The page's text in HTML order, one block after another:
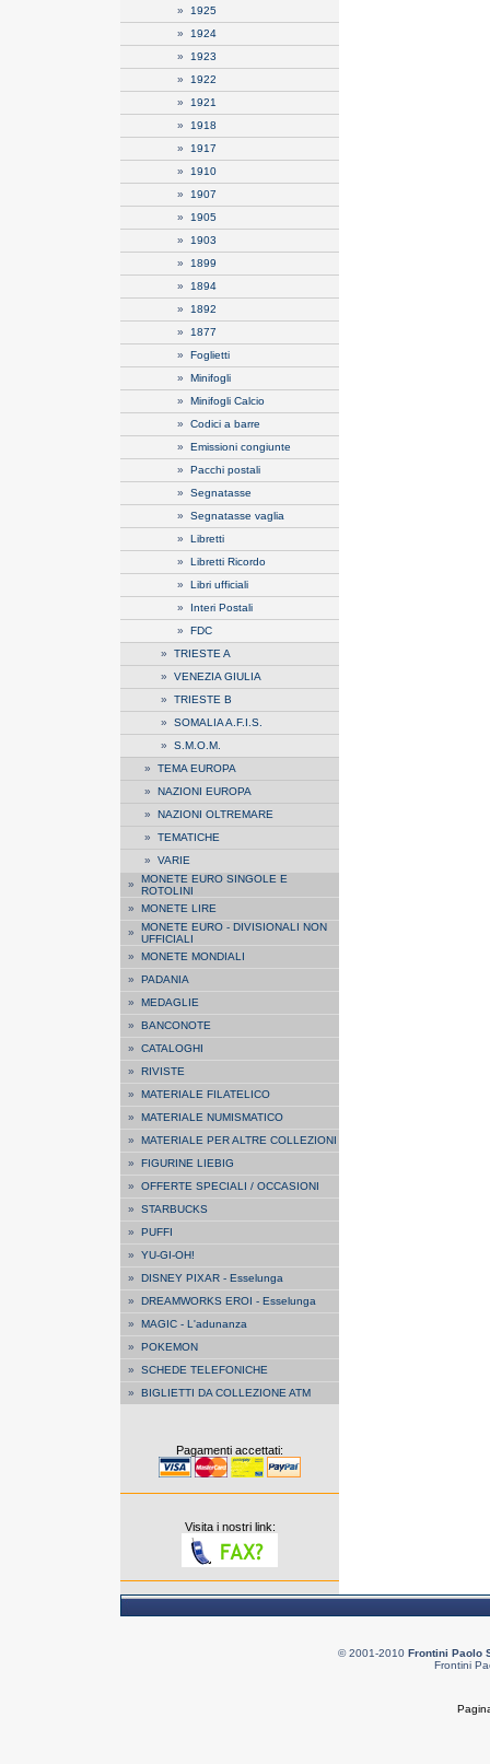
» 1925
» 1924
» 1923
» 1922
» 1921
» 1918
» 1917
» 1910
» 1907
» 1905
» 1903
» 1899
» 1894
» 1892
» 1877
» Foglietti
» Minifogli
» Minifogli Calcio
» Codici a barre
» Emissioni congiunte
» Pacchi postali
» Segnatasse
» Segnatasse vaglia
» Libretti
» Libretti Ricordo
» Libri ufficiali
» Interi Postali
» FDC
» TRIESTE A
» VENEZIA GIULIA
» TRIESTE B
» SOMALIA A.F.I.S.
» S.M.O.M.
» TEMA EUROPA
» NAZIONI EUROPA
» NAZIONI OLTREMARE
» TEMATICHE
» VARIE
» MONETE EURO SINGOLE E
ROTOLINI
» MONETE LIRE
» MONETE EURO - DIVISIONALI NON
UFFICIALI
» MONETE MONDIALI
» PADANIA
» MEDAGLIE
» BANCONOTE
» CATALOGHI
» RIVISTE
» MATERIALE FILATELICO
» MATERIALE NUMISMATICO
» MATERIALE PER ALTRE COLLEZIONI
» FIGURINE LIEBIG
» OFFERTE SPECIALI / OCCASIONI
» STARBUCKS
» PUFFI
» YU-GI-OH!
» DISNEY PIXAR - Esselunga
» DREAMWORKS EROI - Esselunga
» MAGIC - L'adunanza
» POKEMON
» SCHEDE TELEFONICHE
» BIGLIETTI DA COLLEZIONE ATM
Pagamenti accettati:
Visita i nostri link:
© 2001-2010 Frontini Paolo
Frontini